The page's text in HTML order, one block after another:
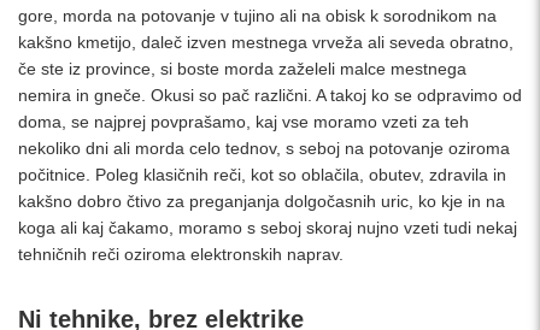
gore, morda na potovanje v tujino ali na obisk k sorodnikom na
kakšno kmetijo, daleč izven mestnega vrveža ali seveda obratno,
če ste iz province, si boste morda zaželeli malce mestnega
nemira in gneče. Okusi so pač različni. A takoj ko se odpravimo od
doma, se najprej povprašamo, kaj vse moramo vzeti za teh
nekoliko dni ali morda celo tednov, s seboj na potovanje oziroma
počitnice. Poleg klasičnih reči, kot so oblačila, obutev, zdravila in
kakšno dobro čtivo za preganjanja dolgočasnih uric, ko kje in na
koga ali kaj čakamo, moramo s seboj skoraj nujno vzeti tudi nekaj
tehničnih reči oziroma elektronskih naprav.
Ni tehnike, brez elektrike